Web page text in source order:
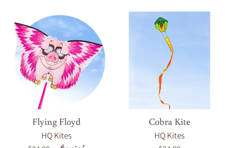
Flying Floyd
HQ Kites
Cobra Kite
HQ Kites